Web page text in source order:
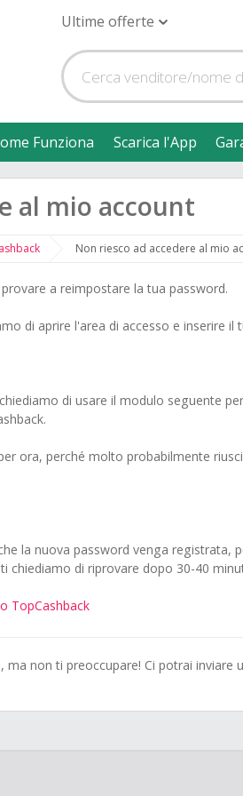
Ultime offerte
Funziona Scarica l'App
al mio account
Non riesco ad accedere al mio
a reimpostare la tua password.
di aprire l'area di accesso e inserire il
di usare il modulo seguente
ora, perché molto probabilmente
la nuova password venga registrata,
chiediamo di riprovare dopo 30-40
TopCashback
non ti preoccupare! Ci potrai inviare